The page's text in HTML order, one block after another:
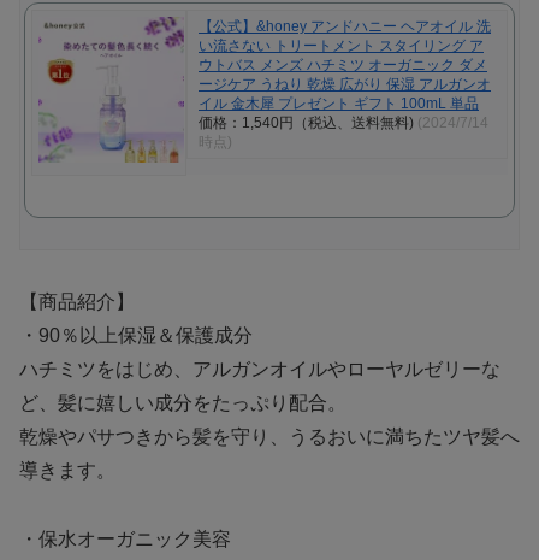
【公式】&honey アンドハニー ヘアオイル 洗
い流さない トリートメント スタイリング ア
ウトバス メンズ ハチミツ オーガニック ダメ
ージケア うねり 乾燥 広がり 保湿 アルガンオ
イル 金木犀 プレゼント ギフト 100mL 単品
価格：1,540円（税込、送料無料) (2024/7/14
時点)
【商品紹介】
・90％以上保湿＆保護成分
ハチミツをはじめ、アルガンオイルやローヤルゼリーな
ど、髪に嬉しい成分をたっぷり配合。
乾燥やパサつきから髪を守り、うるおいに満ちたツヤ髪へ
導きます。
・保水オーガニック美容